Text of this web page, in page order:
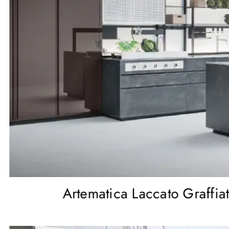
Artematica Laccato